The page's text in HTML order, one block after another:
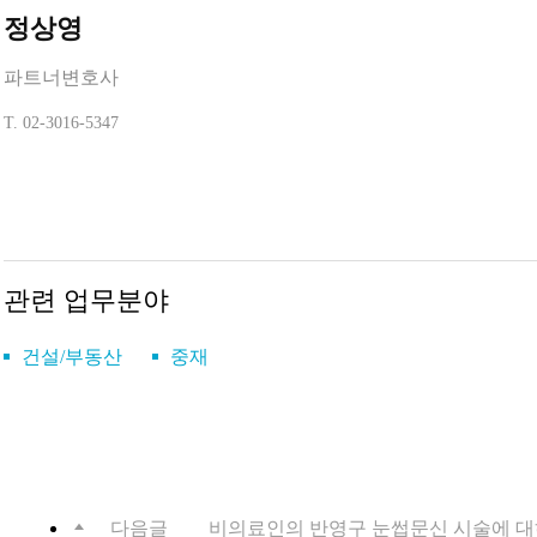
정상영
파트너변호사
T. 02-3016-5347
관련 업무분야
건설/부동산 중재
다음글 비의료인의 반영구 눈썹문신 시술에